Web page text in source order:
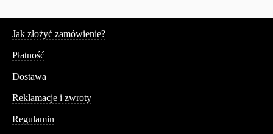
Jak złożyć zamówienie?
Płatność
Dostawa
Reklamacje i zwroty
Regulamin